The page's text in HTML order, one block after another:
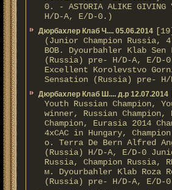
0. - ASTORIA ALIKE GIVING
H/D-А, E/D-0.)
Дюрбахлер Клаб Ч.... 05.06.2014
(Junior Champion Russia,
BOB. Dyourbahler Klab Sen
(Russia) pre- H/D-A, E/D-
Excellent Korolevstvo
Sensation (Russia) pre- H/
Дюрбахлер Клаб Ш.... д.р 12.07.2014
Youth Russian Champion,
winner, Russian Champion,
Champion, Eurasia 2014
4xCAC in Hungary,
о. Terra De Bern Alfred
(Russia) H/D-A, E/D-0
Russia, Champion Russia,
м. Dyourbahler Klab
(Russia) pre- H/D-A, E/D-0